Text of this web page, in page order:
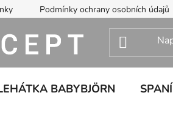
Podmínky ochrany osobních údajů
BABYBJÖRN SPANÍ